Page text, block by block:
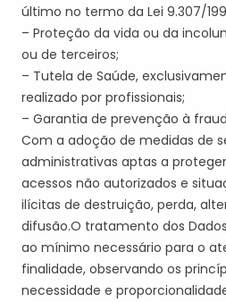
último no termo da Lei 9.307/
– Proteção da vida ou da
ou de terceiros;
– Tutela de Saúde,
realizado por profissionais;
– Garantia de prevenção à
Com a adoção de medidas de
administrativas aptas a
acessos não autorizados e
ilícitas de destruição, perda,
difusão.O tratamento dos
ao mínimo necessário para o
finalidade, observando os
necessidade e